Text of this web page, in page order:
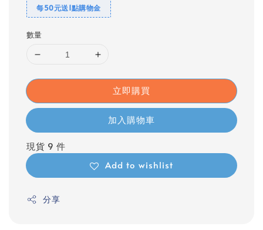
每50元送1點購物金
數量
立即購買
加入購物車
現貨 9 件
Add to wishlist
分享